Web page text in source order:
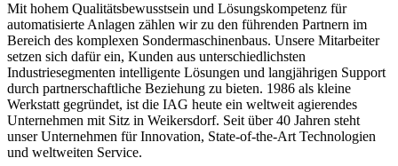
Mit hohem Qualitätsbewusstsein und Lösungskompetenz für
automatisierte Anlagen zählen wir zu den führenden Partnern im
Bereich des komplexen Sondermaschinenbaus. Unsere Mitarbeiter
setzen sich dafür ein, Kunden aus unterschiedlichsten
Industriesegmenten intelligente Lösungen und langjährigen Support
durch partnerschaftliche Beziehung zu bieten. 1986 als kleine
Werkstatt gegründet, ist die IAG heute ein weltweit agierendes
Unternehmen mit Sitz in Weikersdorf. Seit über 40 Jahren steht
unser Unternehmen für Innovation, State-of-the-Art Technologien
und weltweiten Service.